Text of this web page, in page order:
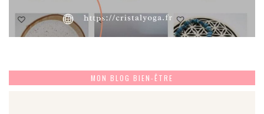
MON BLOG BIEN-ÊTRE